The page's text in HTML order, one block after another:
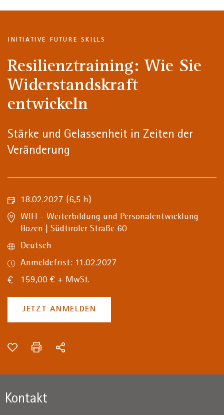
INITIATIVE FUTURE SKILLS
Resilienztraining: Wie Sie
Widerstandskraft
entwickeln
Stärke und Gelassenheit in Zeiten der
Veränderung
18.02.2027 (6,5 h)
WIFI - Weiterbildung und Personalentwicklung
Bozen | Südtiroler Straße 60
Deutsch
Anmeldefrist: 11.02.2027
159,00 € + MwSt.
JETZT ANMELDEN
Kontakt